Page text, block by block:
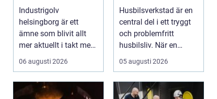
belastning och
tuffa krav
Industrigolv
helsingborg är ett
ämne som blivit allt
mer aktuellt i takt med
att fler verksamheter
06 augusti 2026
Husbilsverkstad är en
central del i ett tryggt
och problemfritt
husbilsliv. När en
husbil ...
05 augusti 2026